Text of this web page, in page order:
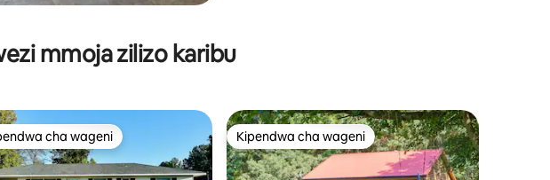
mmoja zilizo karibu
maarufu cha wageni
cha wageni Kipendwa cha wageni
Kipendwa cha wageni